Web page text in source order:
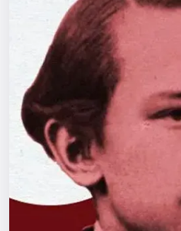
Экскурсии
Спорт
События
Города
Площадки